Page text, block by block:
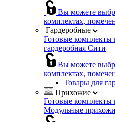
Вы можете
комплектах,
Гардеробные
Готовые комплекты
гардеробная Сити
Вы можете
комплектах,
Товары для
Прихожие
Готовые
Модульные